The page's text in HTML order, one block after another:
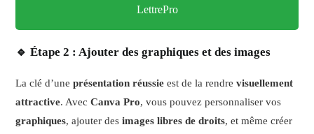
LettrePro
🔹 Étape 2 : Ajouter des graphiques et des images
La clé d’uneprésentation réussie est de la rendrevisuellement
attractive. AvecCanva Pro, vous pouvez personnaliser vos
graphiques, ajouter desimages libres de droits, et même créer